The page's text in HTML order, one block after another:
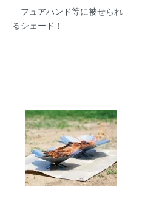
フュアハンド等に被せられ
るシェード！